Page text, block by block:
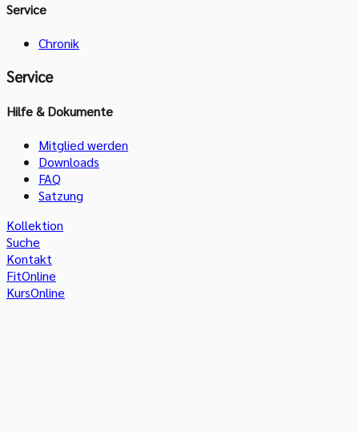
Service
Chronik
Service
Hilfe & Dokumente
Mitglied werden
Downloads
FAQ
Satzung
Kollektion
Suche
Kontakt
FitOnline
KursOnline